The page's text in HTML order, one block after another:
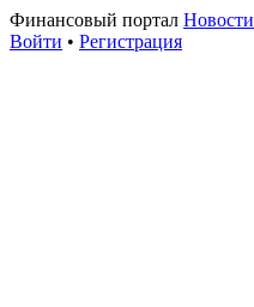
Финансовый портал Новости
Войти • Регистрация